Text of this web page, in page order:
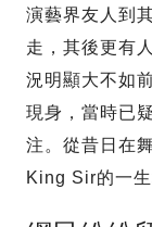
演藝界友人到
走，其後更有
況明顯大不如
現身，當時已
注。從昔日在
King Sir的一生